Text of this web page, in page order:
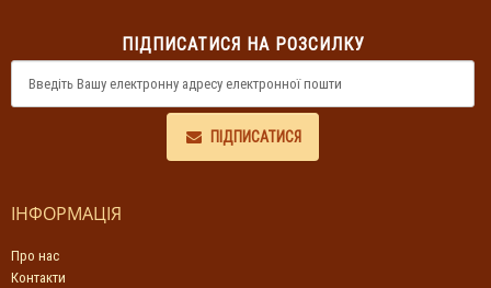
ПІДПИСАТИСЯ НА РОЗСИЛКУ
ПІДПИСАТИСЯ
ІНФОРМАЦІЯ
Про нас
Контакти